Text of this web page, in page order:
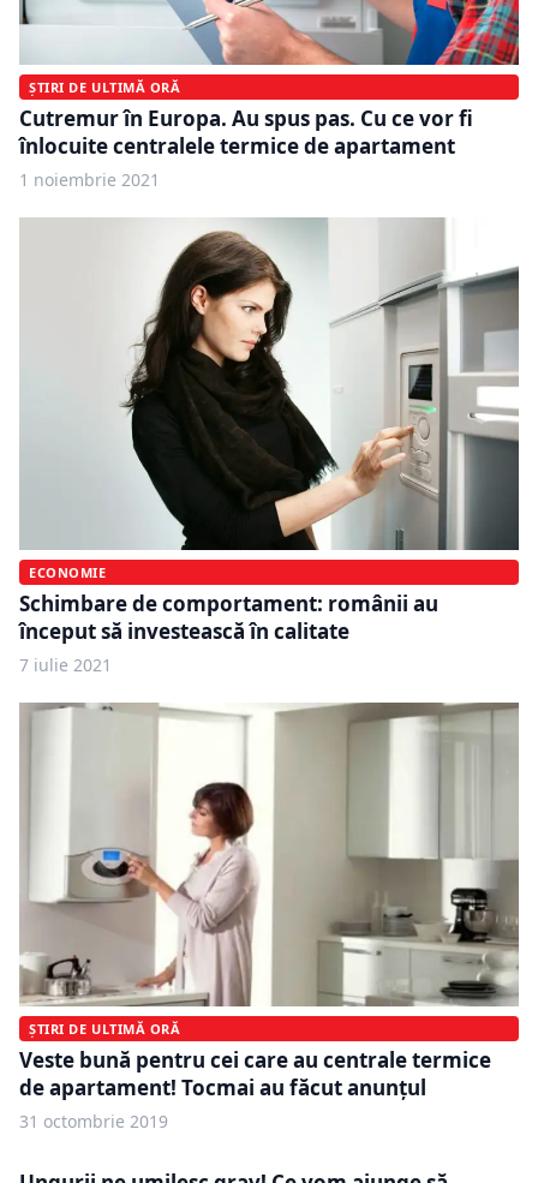
ȘTIRI DE ULTIMĂ ORĂ
Cutremur în Europa. Au spus pas. Cu ce vor fi
înlocuite centralele termice de apartament
1 noiembrie 2021
ECONOMIE
Schimbare de comportament: românii au
început să investească în calitate
7 iulie 2021
ȘTIRI DE ULTIMĂ ORĂ
Veste bună pentru cei care au centrale termice
de apartament! Tocmai au făcut anunțul
31 octombrie 2019